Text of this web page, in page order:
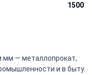
1500
мм — металлопрокат,
и в быту.